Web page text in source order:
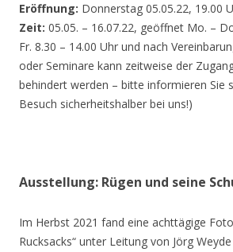
Eröffnung: Donnerstag 05.05.22, 19.00
Zeit: 05.05. – 16.07.22, geöffnet Mo. –
Fr. 8.30 – 14.00 Uhr und nach
oder Seminare kann zeitweise der
behindert werden – bitte informieren Sie
Besuch sicherheitshalber bei uns!)
Ausstellung: Rügen und seine
Im Herbst 2021 fand eine achttägige
Rucksacks“ unter Leitung von Jörg